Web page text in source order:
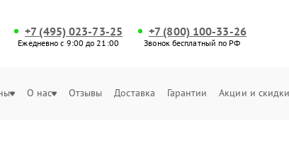
+7 (495) 023-73-25
Ежедневно с 9:00 до 21:00
+7 (800) 100-33-26
Звонок бесплатный по РФ
О нас Отзывы Доставка Гарантии Акции и скидки